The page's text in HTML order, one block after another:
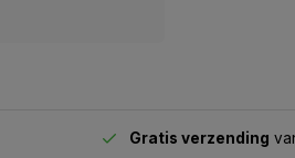
Gratis verzending